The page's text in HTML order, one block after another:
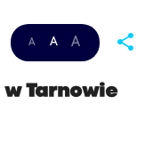
A A A share
Tarnowie